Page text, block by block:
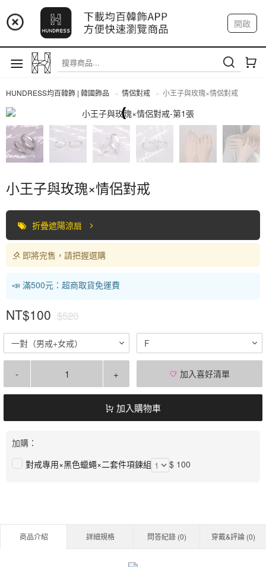
📢 市集預告：9/4-9/6 淡水捷運站
📢 市集預告：9/12-9/13 八里海巡基地
📢 市集預告：8/22-8/23 桃園青埔置地廣場
開啟
註冊 我的帳戶
HUNDRESS均百韓飾 | 韓國飾品 情侶對戒 小王子與玫瑰×情侶對戒
小王子與玫瑰×情侶對戒
折疊遮陽涼扇
即將完售，請把握選購
📣 滿500元：超商取貨免運費
NT$100 $520
一對（男戒+女戒） F
- + 加入喜好清單
加入購物車
加購：
對戒專用×黑色蠟蠅×二套件項鍊組
$ 100
商品介紹 詳細規格 問答紀錄 (0) 穿戴&評論 (0)